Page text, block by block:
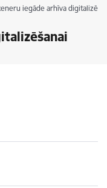
iegāde arhīva